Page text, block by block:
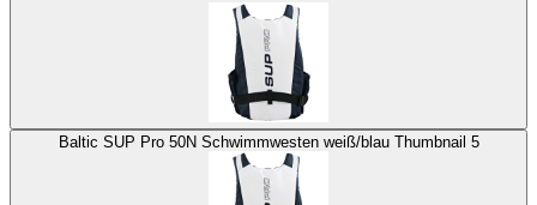
Baltic SUP Pro 50N Schwimmwesten weiß/blau Thumbnail 5